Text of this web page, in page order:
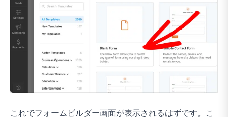
これでフォームビルダー画面が表示されるはずです。こ